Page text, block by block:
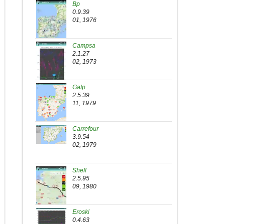
Bp
0.9.39
01, 1976
Campsa
2.1.27
02, 1973
Galp
2.5.39
11, 1979
Carrefour
3.9.54
02, 1979
Shell
2.5.95
09, 1980
Eroski
0.4.63